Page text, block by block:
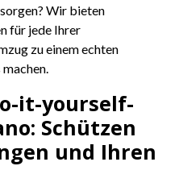
Wir bieten
für jede Ihrer
zu einem echten
it-yourself-
Schützen
und Ihren